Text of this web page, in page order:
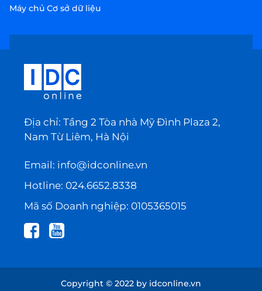
Máy chủ Cơ sở dữ liệu
Địa chỉ: Tầng 2 Tòa nhà Mỹ Đình Plaza 2,
Nam Từ Liêm, Hà Nội
Email: info@idconline.vn
Hotline: 024.6652.8338
Mã số Doanh nghiệp: 0105365015
Copyright © 2022 by idconline.vn